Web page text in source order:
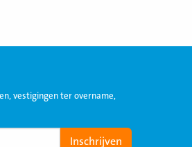
vestigingen ter overname,